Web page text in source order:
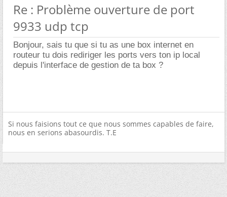
Re : Problème ouverture de port
9933 udp tcp
Bonjour, sais tu que si tu as une box internet en
routeur tu dois rediriger les ports vers ton ip local
depuis l'interface de gestion de ta box ?
Si nous faisions tout ce que nous sommes capables de faire,
nous en serions abasourdis. T.E